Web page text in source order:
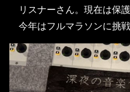
リスナーさん。現在は保護
今年はフルマラソンに挑戦